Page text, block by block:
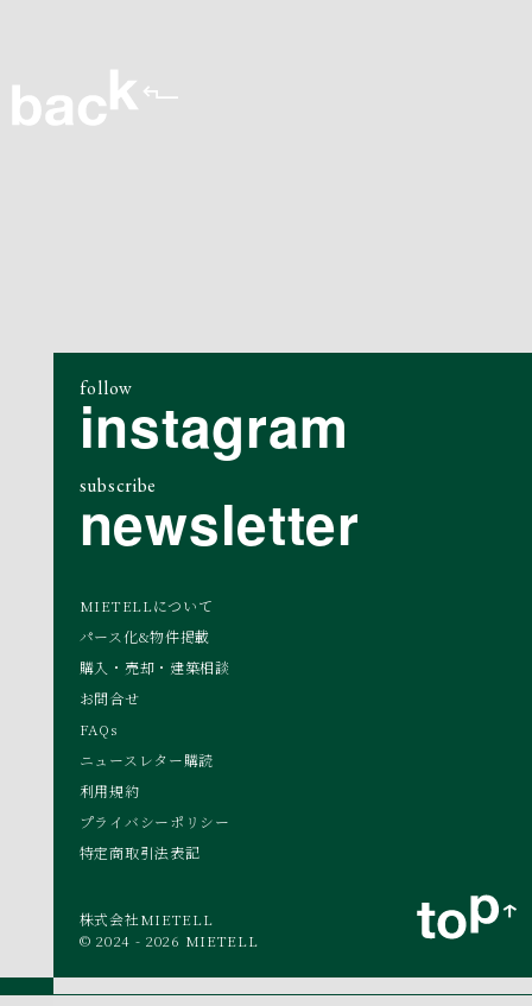
follow
instagram
subscribe
newsletter
MIETELLについて
パース化&物件掲載
購入・売却・建築相談
お問合せ
FAQs
ニュースレター購読
利用規約
プライバシーポリシー
特定商取引法表記
株式会社MIETELL
© 2024 - 2026 MIETELL